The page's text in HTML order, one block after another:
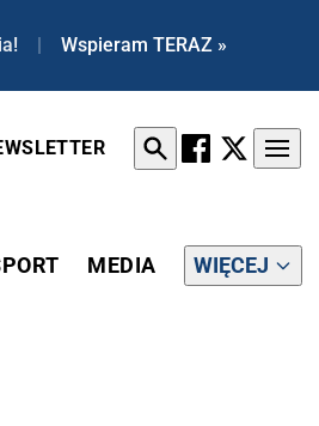
| Wspieram TERAZ »
MEDIA WIĘCEJ